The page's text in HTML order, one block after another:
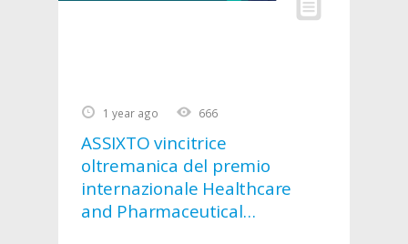
1 year ago 666
ASSIXTO vincitrice
oltremanica del premio
internazionale Healthcare
and Pharmaceutical